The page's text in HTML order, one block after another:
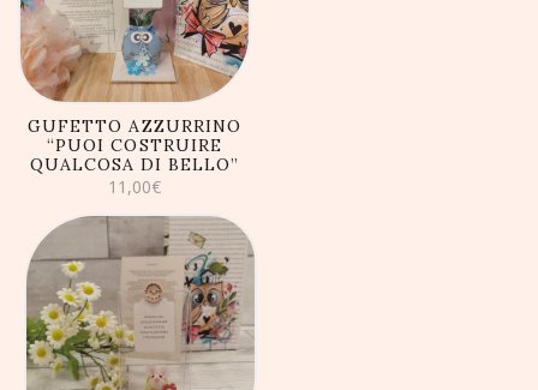
GUFETTO AZZURRINO
“PUOI COSTRUIRE
QUALCOSA DI BELLO”
11,00€
AGGIUNGI AL
CARRELLO